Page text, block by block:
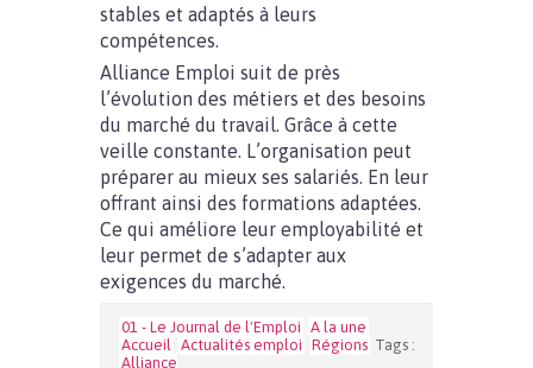
stables et adaptés à leurs
compétences.
Alliance Emploi suit de près
l’évolution des métiers et des besoins
du marché du travail. Grâce à cette
veille constante. L’organisation peut
préparer au mieux ses salariés. En leur
offrant ainsi des formations adaptées.
Ce qui améliore leur employabilité et
leur permet de s’adapter aux
exigences du marché.
01 - Le Journal de l'Emploi A la une
Accueil Actualités emploi Régions Tags :
Alliance